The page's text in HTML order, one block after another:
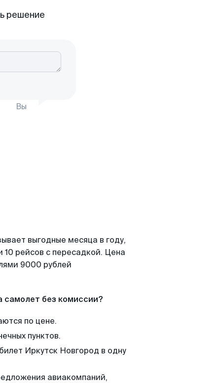
решение
Вы
выгодные месяца в году,
рейсов с пересадкой. Цена
9000 рублей
самолет без комиссии?
по цене.
пунктов.
Иркутск Новгород в одну
авиакомпаний,